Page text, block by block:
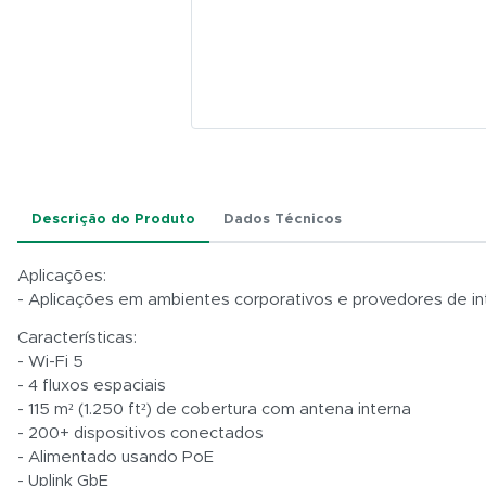
Descrição do Produto Dados Técnicos
Aplicações:
- Aplicações em ambientes corporativos e provedores de
Características:
- Wi-Fi 5
- 4 fluxos espaciais
- 115 m² (1.250 ft²) de cobertura com antena interna
- 200+ dispositivos conectados
- Alimentado usando PoE
- Uplink GbE